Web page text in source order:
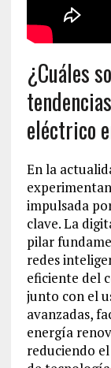
¿Cuáles
eléctrico
En la
impulsada
clave. La
pilar
redes
eficiente del
junto con el
avanzadas,
energía
reduciendo